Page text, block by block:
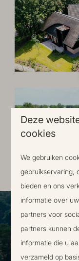
Bekijk al onze
Deze
cookies
We gebruiken
gebruikservaring,
bieden en ons
informatie over
partners voor
partners kunnen
informatie die u
verzameld op